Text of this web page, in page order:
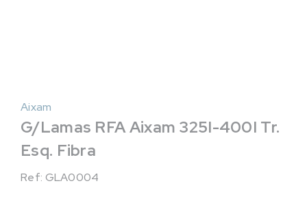
Aixam
G/Lamas RFA Aixam 325I-400I Tr.
Esq. Fibra
Ref: GLA0004